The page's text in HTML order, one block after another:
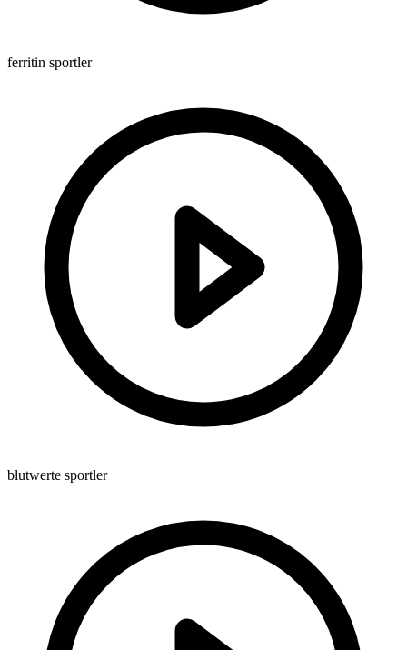
ferritin sportler
blutwerte sportler